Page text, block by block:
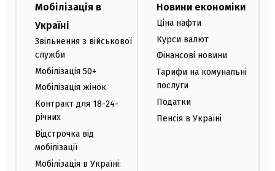
Мобілізація в
Україні
Звільнення з військової
служби
Мобілізація 50+
Мобілізація жінок
Контракт для 18-24-
річних
Відстрочка від
мобілізації
Мобілізація в Україні:
Новини економіки
Ціна нафти
Курси валют
Фінансові новини
Тарифи на комунальні
послуги
Податки
Пенсія в Україні